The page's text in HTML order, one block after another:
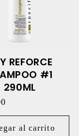
REFORCE
#1
290ML
al carrito